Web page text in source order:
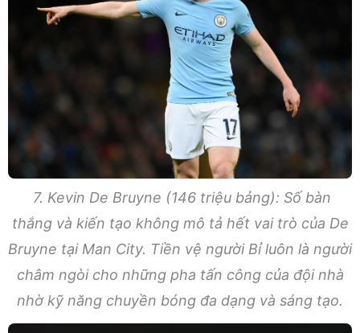
7. Kevin De Bruyne (146 triệu bảng): Số bàn
thắng và kiến tạo không mô tả hết vai trò của De
Bruyne tại Man City. Tiền vệ người Bỉ luôn là người
châm ngòi cho những pha tấn công của đội nhà
nhờ kỹ năng chuyền bóng đa dạng và sáng tạo.